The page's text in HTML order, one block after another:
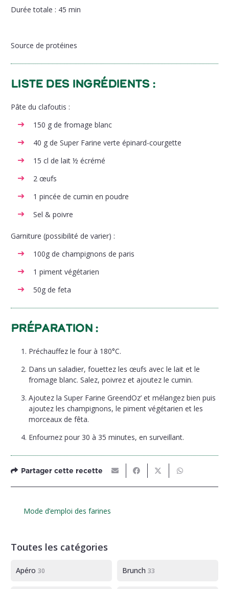
Durée totale : 45 min
Source de protéines
Liste des ingrédients :
Pâte du clafoutis :
150 g de fromage blanc
40 g de Super Farine verte épinard-courgette
15 cl de lait ½ écrémé
2 œufs
1 pincée de cumin en poudre
Sel & poivre
Garniture (possibilité de varier) :
100g de champignons de paris
1 piment végétarien
50g de feta
Préparation :
Préchauffez le four à 180°C.
Dans un saladier, fouettez les œufs avec le lait et le
fromage blanc. Salez, poivrez et ajoutez le cumin.
Ajoutez la Super Farine GreendOz’ et mélangez bien puis
ajoutez les champignons, le piment végétarien et les
morceaux de fêta.
Enfournez pour 30 à 35 minutes, en surveillant.
Partager cette recette
Mode d’emploi des farines
Toutes les catégories
Apéro 30 Brunch 33